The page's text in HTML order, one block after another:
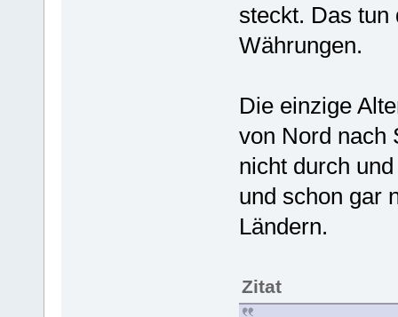
steckt. Das tun
Währungen.
Die einzige
von Nord nach
nicht durch
und schon gar
Ländern.
Zitat